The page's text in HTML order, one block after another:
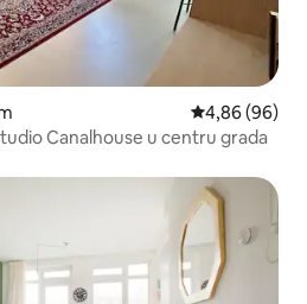
Prosječna
4,86 (96)
Canalhouse u centru grada